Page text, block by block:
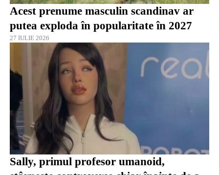
Acest prenume masculin scandinav ar
putea exploda în popularitate în 2027
27 IULIE 2026
Sally, primul profesor umanoid,